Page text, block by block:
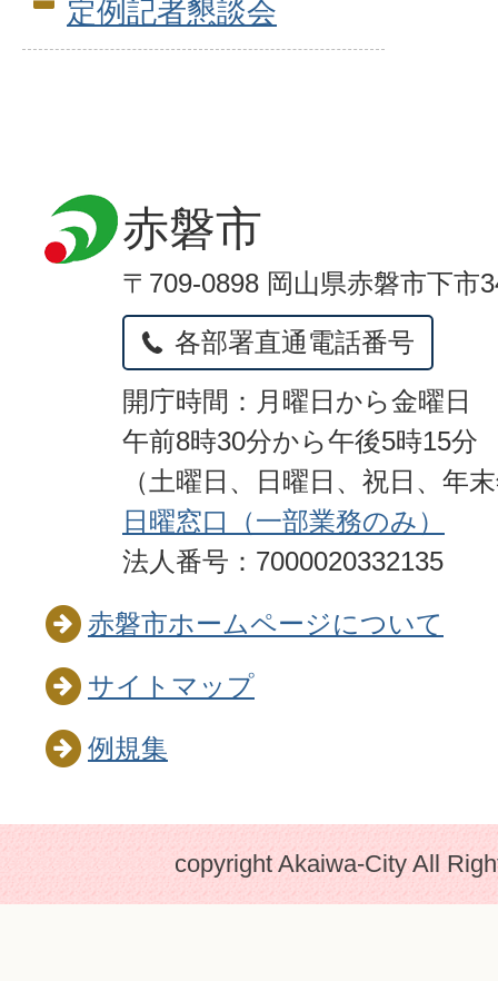
定例記者懇談会
赤磐市
〒709-0898 岡山県赤磐市下市
各部署直通電話番号
開庁時間：月曜日から金曜日
午前8時30分から午後5時15分
（土曜日、日曜日、祝日、年
日曜窓口（一部業務のみ）
法人番号：7000020332135
赤磐市ホームページについて
サイトマップ
例規集
copyright Akaiwa-City All